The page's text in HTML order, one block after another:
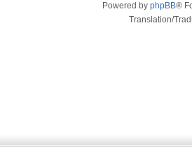
Powered by phpBB®
Translation/